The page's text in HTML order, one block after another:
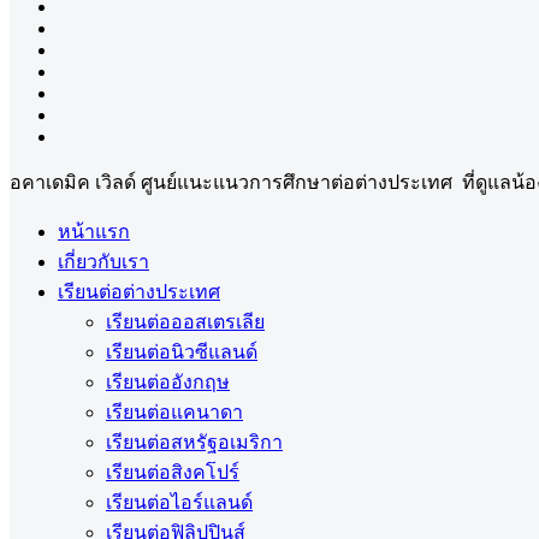
อคาเดมิค เวิลด์ ศูนย์แนะแนวการศึกษาต่อต่างประเทศ ที่ดูแลน้อ
หน้าแรก
เกี่ยวกับเรา
เรียนต่อต่างประเทศ
เรียนต่อออสเตรเลีย
เรียนต่อนิวซีแลนด์
เรียนต่ออังกฤษ
เรียนต่อแคนาดา
เรียนต่อสหรัฐอเมริกา
เรียนต่อสิงคโปร์
เรียนต่อไอร์แลนด์
เรียนต่อฟิลิปปินส์